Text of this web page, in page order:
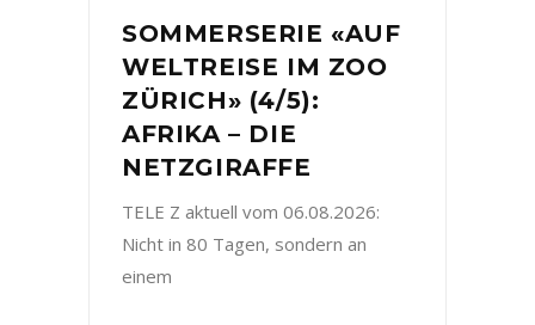
SOMMERSERIE «AUF
WELTREISE IM ZOO
ZÜRICH» (4/5):
AFRIKA – DIE
NETZGIRAFFE
TELE Z aktuell vom 06.08.2026:
Nicht in 80 Tagen, sondern an
einem